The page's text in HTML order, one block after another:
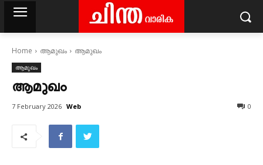
Home ആമുഖം ആമുഖം
ആമുഖം
ആമുഖം
7 February 2026 Web 0